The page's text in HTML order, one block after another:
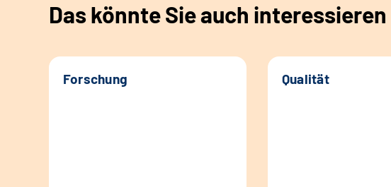
Das könnte Sie auch interessieren
Forschung Qualität